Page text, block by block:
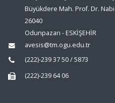
Büyükdere Mah. Prof. Dr. Nabi
26040
Odunpazarı - ESKİŞEHİR
avesis@tm.ogu.edu.tr
(222)-239 37 50 / 5873
(222)-239 64 06